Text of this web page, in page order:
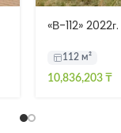
«В-112» 2022г.
112 м²
10,836,203 ₸